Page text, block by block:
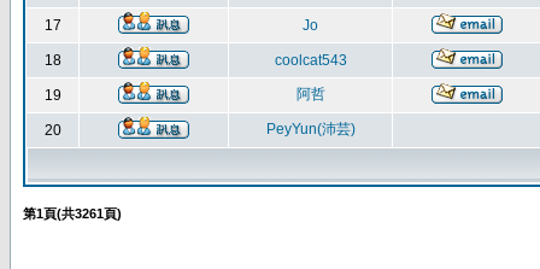
17 Jo
18 coolcat543
19 阿哲
20 PeyYun(沛芸)
第1頁(共3261頁)